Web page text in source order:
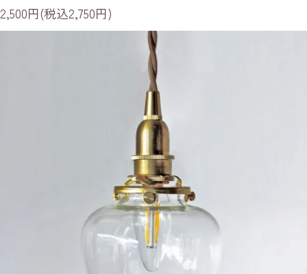
2,500円(税込2,750円)